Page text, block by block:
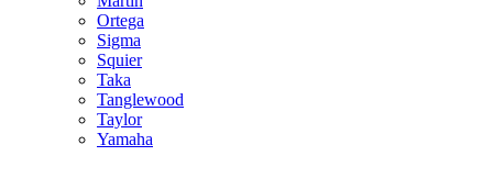
Ortega
Sigma
Squier
Taka
Tanglewood
Taylor
Yamaha